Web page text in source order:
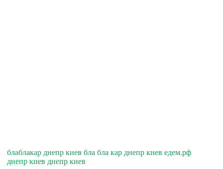
блаблакар днепр киев бла бла кар днепр киев едем.рф
днепр киев днепр киев